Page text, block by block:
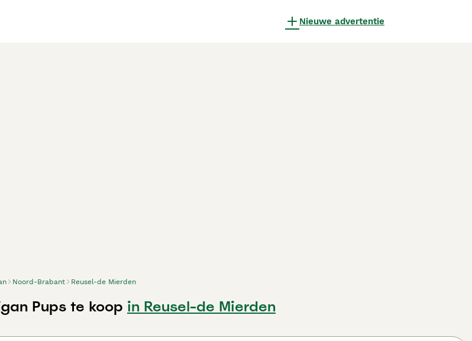
Nieuwe advertentie
Noord-Brabant Reusel-de Mierden
Pups te koop in Reusel-de Mierden